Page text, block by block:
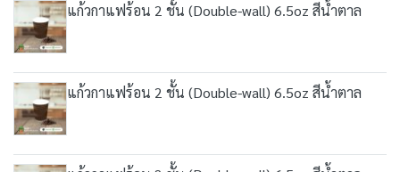
แก้วกาแฟร้อน 2 ชั้น (Double-wall) 6.5oz สีน้ำตาล
แก้วกาแฟร้อน 2 ชั้น (Double-wall) 6.5oz สีน้ำตาล